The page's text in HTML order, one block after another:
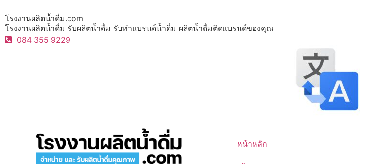
โรงงานผลิตน้ำดื่ม.com
โรงงานผลิตน้ำดื่ม รับผลิตน้ำดื่ม รับทำแบรนด์น้ำดื่ม ผลิตน้ำดื่มติดแบรนด์ของคุณ
084 355 9229
หน้าหลัก